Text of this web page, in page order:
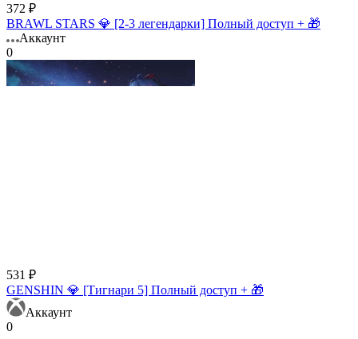
372 ₽
BRAWL STARS 💎 [2-3 легендарки] Полный доступ + 🎁
Аккаунт
0
531 ₽
GENSHIN 💎 [Тигнари 5] Полный доступ + 🎁
Аккаунт
0